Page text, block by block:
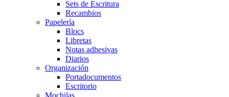
Sets de Escritura
Recambios
Papelería
Blocs
Libretas
Notas adhesivas
Diarios
Organización
Portadocumentos
Escritorio
Mochilas